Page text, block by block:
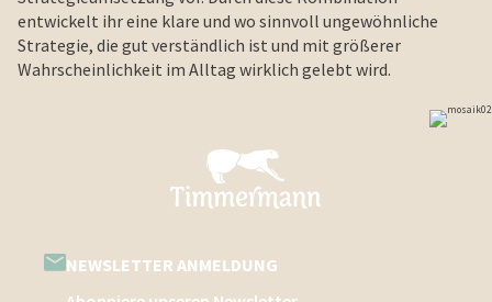
entwickelt ihr eine klare und wo sinnvoll ungewöhnliche
Strategie, die gut verständlich ist und mit größerer
Wahrscheinlichkeit im Alltag wirklich gelebt wird.
NEWSLETTER ANMELDUNG